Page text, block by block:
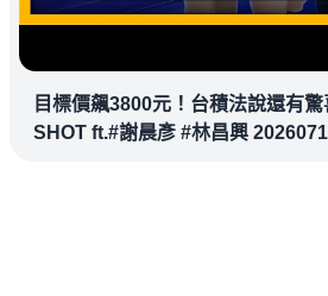
目標價飆3800元！台積法說還有
SHOT ft.#謝晨彥 #林昌興